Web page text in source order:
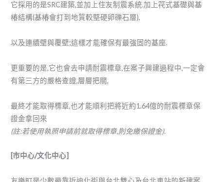
它採用的是SRC建築,並加上住友制震系統.加上笩式基礎與基
椿結構(基椿會打到地質較堅硬卵礫石層),
以及連續壁與覆壁;這樣才能確保有最強固的基座.
更重要的是,它也會去申請耐震標章,在案子興建過程中,一定會
有第三方的嚴格查證,層層把關,
最終才能取得標章,也才能順利把將近約1.64億的耐震標章保
證金拿回來
(註:若使用執照申請前就取得標章,則免繳保證金).
[市中心/文化中心]